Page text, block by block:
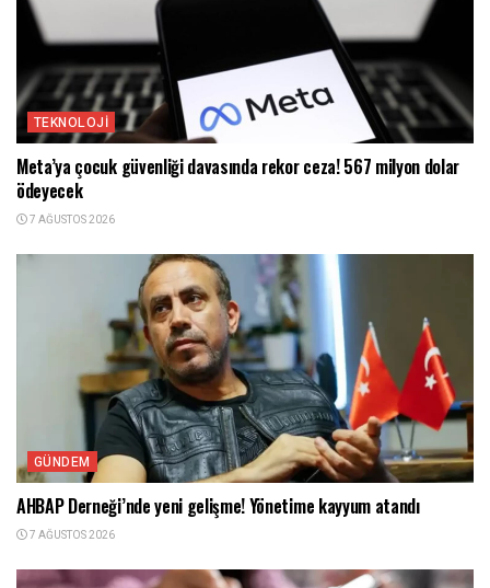
TEKNOLOJI
Meta’ya çocuk güvenliği davasında rekor ceza! 567 milyon dolar
ödeyecek
7 AĞUSTOS 2026
GÜNDEM
AHBAP Derneği’nde yeni gelişme! Yönetime kayyum atandı
7 AĞUSTOS 2026